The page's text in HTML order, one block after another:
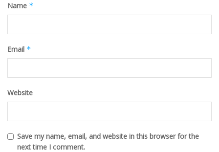
Name *
Email *
Website
Save my name, email, and website in this browser for the
next time I comment.